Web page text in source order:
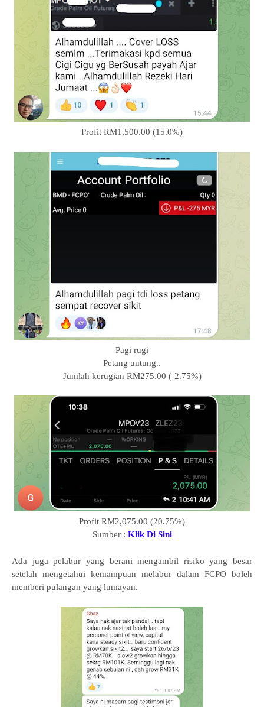
Profit RM1,500.00 (15.0%)
Pagi rugi
Petang untung..
Jumlah kerugian RM275.00 (-2.75%)
Profit RM2,075.00 (20.75%)
Sumber : Klik Di Sini
Ada juga pelabur yang berani mengambil risiko yang besar
setelah mengetahui kemampuan melabur dalam FCPO boleh
memberi pulangan yang lumayan.